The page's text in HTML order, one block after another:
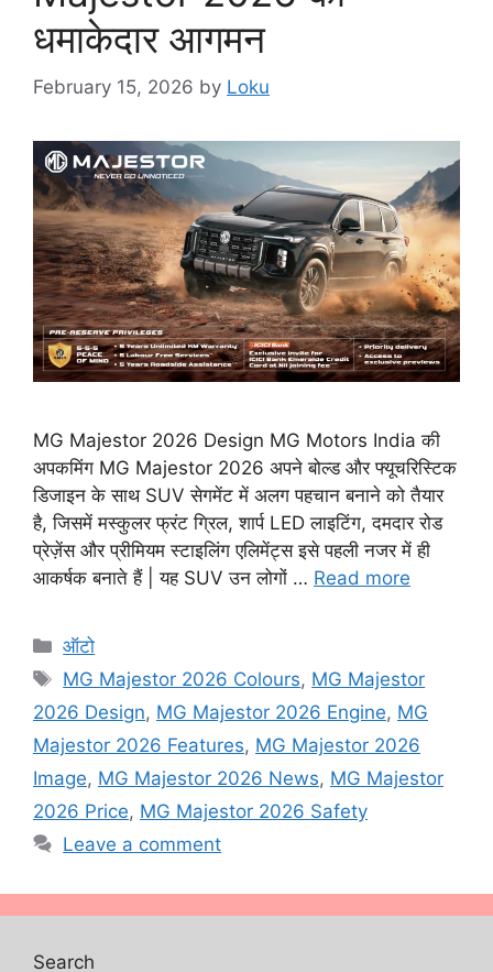
धमाकेदार आगमन
February 15, 2026 by Loku
MG Majestor 2026 Design MG Motors India की
अपकमिंग MG Majestor 2026 अपने बोल्ड और फ्यूचरिस्टिक
डिजाइन के साथ SUV सेगमेंट में अलग पहचान बनाने को तैयार
है, जिसमें मस्कुलर फ्रंट ग्रिल, शार्प LED लाइटिंग, दमदार रोड
प्रेज़ेंस और प्रीमियम स्टाइलिंग एलिमेंट्स इसे पहली नजर में ही
आकर्षक बनाते हैं | यह SUV उन लोगों … Read more
Categories
ऑटो
Tags
MG Majestor 2026 Colours, MG Majestor
2026 Design, MG Majestor 2026 Engine, MG
Majestor 2026 Features, MG Majestor 2026
Image, MG Majestor 2026 News, MG Majestor
2026 Price, MG Majestor 2026 Safety
Leave a comment
Search